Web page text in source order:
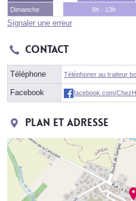
Dimanche
8h - 13h
Signaler une erreur
Contact
Téléphone Téléphoner au traiteur
Facebook facebook.com/
Plan et adresse